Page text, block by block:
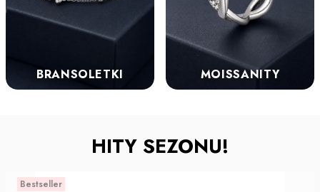
BRANSOLETKI MOISSANITY
HITY SEZONU!
Bestseller